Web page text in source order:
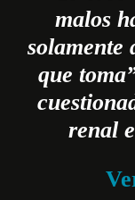
malos
solamente
que
renal